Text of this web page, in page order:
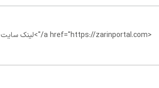
<a href="https://zarinportal.com/">لینک سایت</a>